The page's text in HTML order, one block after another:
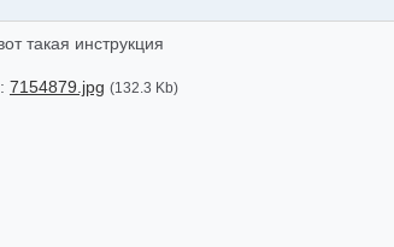
такая инструкция
7154879.jpg (132.3 Kb)